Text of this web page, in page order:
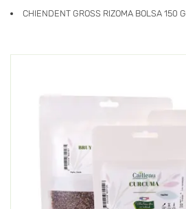
CHIENDENT GROSS RIZOMA BOLSA 150 G